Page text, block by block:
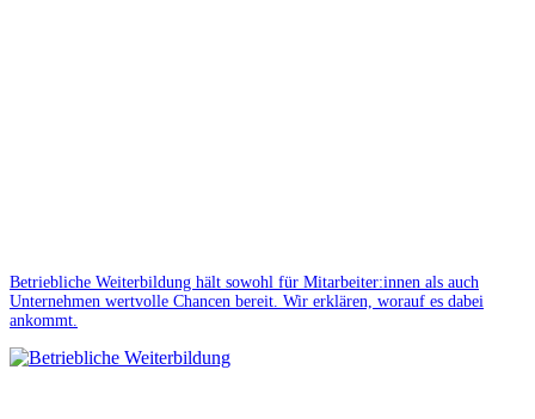
Betriebliche Weiterbildung hält sowohl für Mitarbeiter:innen als auch
Unternehmen wertvolle Chancen bereit. Wir erklären, worauf es dabei
ankommt.